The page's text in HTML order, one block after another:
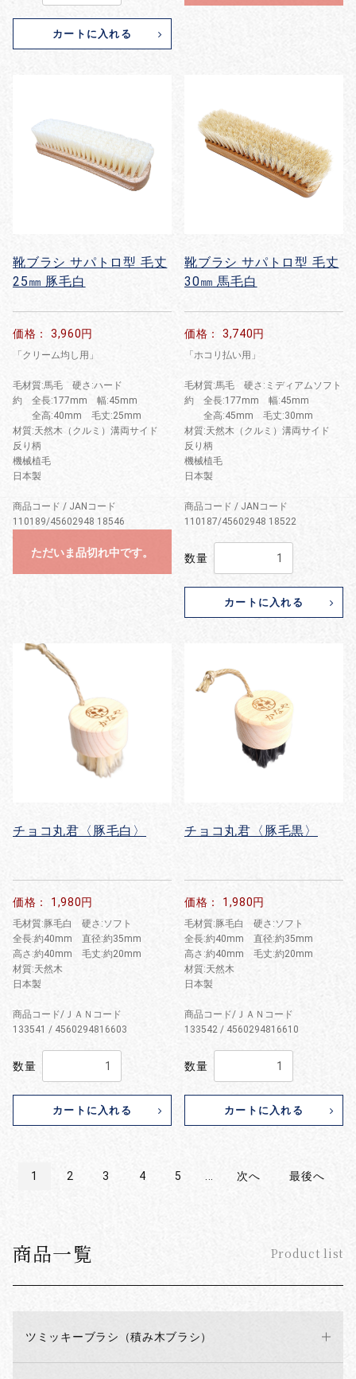
商品一覧 Product list
ツミッキーブラシ（積み木ブラシ）
カートに入れる
靴ブラシ サパトロ型 毛丈
25㎜ 豚毛白
価格： 3,960円
「クリーム均し用」
毛材質:馬毛 硬さ:ハード
約 全長:177mm 幅:45mm
全高:40mm 毛丈:25mm
材質:天然木（クルミ）溝両サイド
反り柄
機械植毛
日本製
商品コード / JANコード
110189/45602948 18546
ただいま品切れ中です。
靴ブラシ サパトロ型 毛丈
30㎜ 馬毛白
価格： 3,740円
「ホコリ払い用」
毛材質:馬毛 硬さ:ミディアムソフト
約 全長:177mm 幅:45mm
全高:45mm 毛丈:30mm
材質:天然木（クルミ）溝両サイド
反り柄
機械植毛
日本製
商品コード / JANコード
110187/45602948 18522
数量
カートに入れる
チョコ丸君〈豚毛白〉
価格： 1,980円
毛材質:豚毛白 硬さ:ソフト
全長:約40mm 直径:約35mm
高さ:約40mm 毛丈:約20mm
材質:天然木
日本製
商品コード/ＪＡＮコード
133541 / 4560294816603
数量
カートに入れる
チョコ丸君〈豚毛黒〉
価格： 1,980円
毛材質:豚毛白 硬さ:ソフト
全長:約40mm 直径:約35mm
高さ:約40mm 毛丈:約20mm
材質:天然木
日本製
商品コード/ＪＡＮコード
133542 / 4560294816610
数量
カートに入れる
お買い物を続ける カートへ進む
1 2 3 4 5 次へ 最後へ